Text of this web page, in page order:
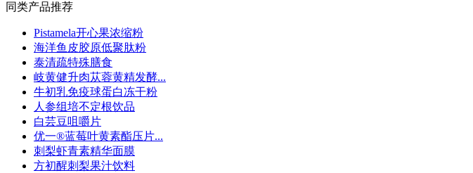
同类产品推荐
Pistamela开心果浓缩粉
海洋鱼皮胶原低聚肽粉
泰清疏特殊膳食
岐黄健升肉苁蓉黄精发酵...
牛初乳免疫球蛋白冻干粉
人参组培不定根饮品
白芸豆咀嚼片
优一®蓝莓叶黄素酯压片...
刺梨虾青素精华面膜
方初醒刺梨果汁饮料